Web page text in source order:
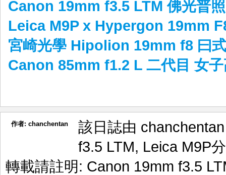
Canon 19mm f3.5 LTM 佛光普照
Leica M9P x Hypergon 19mm
宮崎光學 Hipolion 19mm f8 曰
Canon 85mm f1.2 L 二代目 女
作者: chanchentan
該日誌由
f3.5 LTM, Leica M9P
轉載請註明: Canon 19mm f3.5